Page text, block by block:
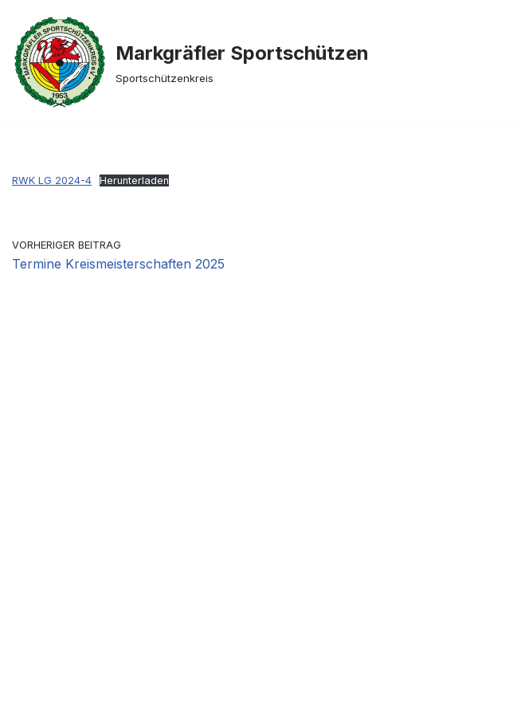
Zum
Inhalt
springen
Markgräfler Sportschützen
Sportschützenkreis
RWK LG 2024-4 Herunterladen
VORHERIGER BEITRAG
Termine Kreismeisterschaften 2025